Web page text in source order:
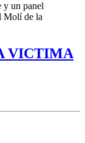
y un panel
Molí de la
VICTIMA